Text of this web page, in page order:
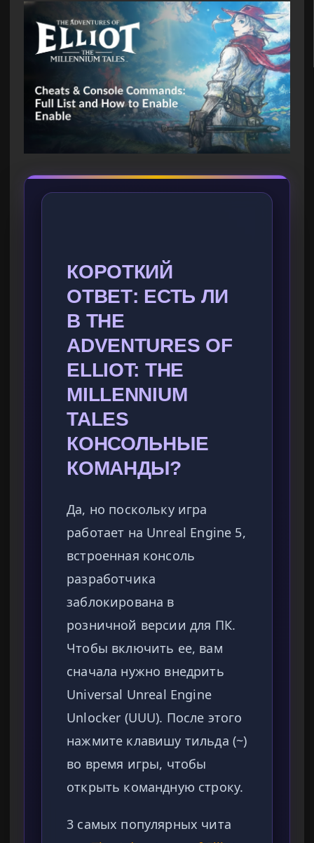
КОРОТКИЙ
ОТВЕТ: ЕСТЬ ЛИ
В THE
ADVENTURES OF
ELLIOT: THE
MILLENNIUM
TALES
КОНСОЛЬНЫЕ
КОМАНДЫ?
Да, но поскольку игра
работает на Unreal Engine 5,
встроенная консоль
разработчика
заблокирована в
розничной версии для ПК.
Чтобы включить ее, вам
сначала нужно внедрить
Universal Unreal Engine
Unlocker (UUU). После этого
нажмите клавишу тильда (~)
во время игры, чтобы
открыть командную строку.
3 самых популярных чита